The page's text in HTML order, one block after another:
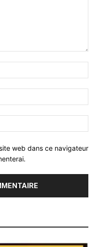
:*
:*
:
web dans ce navigateur